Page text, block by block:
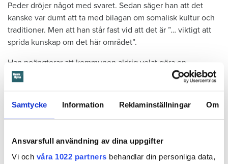
Samtycke Information Reklaminställningar Om
Ansvarsfull användning av dina uppgifter
Vi och våra 1022 partners behandlar din personliga data,
Peder dröjer något med svaret. Sedan säger han att det
kanske var dumt att ta med bilagan om somalisk kultur och
traditioner. Men att han står fast vid att det är ”… viktigt att
sprida kunskap om det här området”.
Han poängterar att kommunen aldrig velat göra en
vetenskaplig undersökning. Att Lägesbild Norrby inte visar
Norrby. Men att rapporten redovisar allt vad de intervjuade
personerna har sagt. Oavsett om det går att belägga. Och
– Allt annat vore oetiskt, menar Peder Englund och
fortsätter: